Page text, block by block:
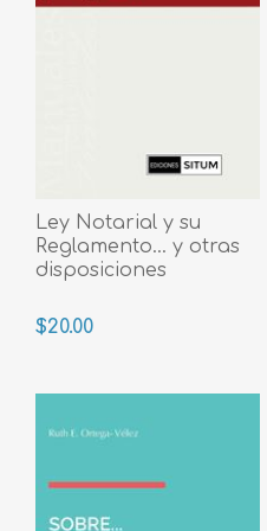
Ley Notarial y su
Reglamento... y otras
disposiciones
$20.00